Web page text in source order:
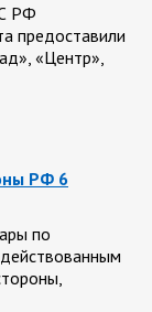
РФ
предоставили
«Центр»,
РФ 6
по